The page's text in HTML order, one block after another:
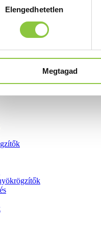
Elengedhetetlen
Megtagad